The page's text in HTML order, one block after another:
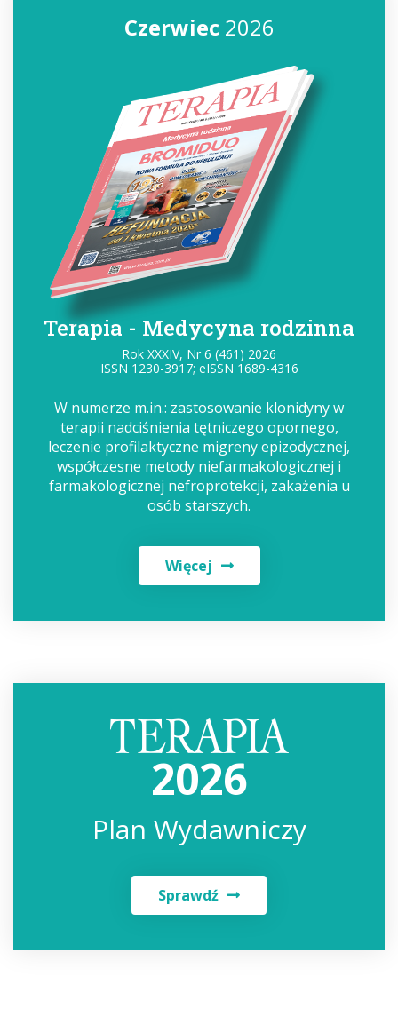
Czerwiec2026
Terapia - Medycyna rodzinna
Rok XXXIV, Nr 6 (461) 2026
ISSN 1230-3917; eISSN 1689-4316
W numerze m.in.: zastosowanie klonidyny w
terapii nadciśnienia tętniczego opornego,
leczenie profilaktyczne migreny epizodycznej,
współczesne metody niefarmakologicznej i
farmakologicznej nefroprotekcji, zakażenia u
osób starszych.
Więcej
2026
Plan Wydawniczy
Sprawdź